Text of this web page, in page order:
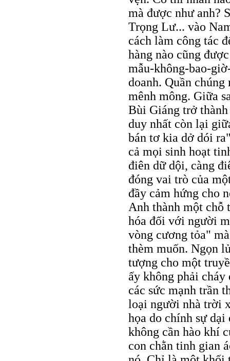
mà được như anh?
Trọng Lư... vào
cách làm công tác
hàng nào cũng
mẫu-không-bao-
doanh. Quần
mênh mông. Giữa
Bùi Giáng trở
duy nhất còn lại
bán tơ kia dở dói
cả mọi sinh hoạt
điên dữ dội, càng
đóng vai trò của
đầy cảm hứng cho
Anh thành một chỗ
hóa đối với người
vòng cương tỏa"
thèm muốn. Ngọn
tượng cho một
ấy không phải
các sức mạnh trần
loại người nhà trời
họa do chính sự dại
không cần hào khí
con chằn tinh gian